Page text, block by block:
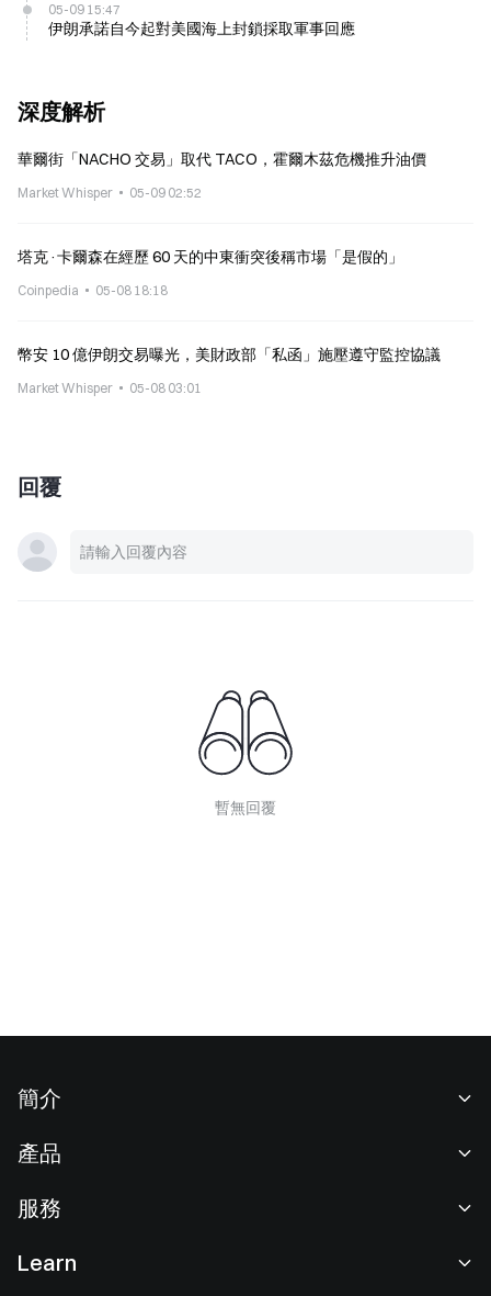
05-09 15:47
伊朗承諾自今起對美國海上封鎖採取軍事回應
深度解析
華爾街「NACHO 交易」取代 TACO，霍爾木茲危機推升油價
Market Whisper 05-09 02:52
塔克·卡爾森在經歷 60 天的中東衝突後稱市場「是假的」
Coinpedia 05-08 18:18
幣安 10 億伊朗交易曝光，美財政部「私函」施壓遵守監控協議
Market Whisper 05-08 03:01
回覆
暫無回覆
簡介
新聞中心
產品
現貨交易
服務
Learn